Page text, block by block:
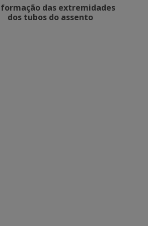
das extremidades
dos tubos do assento